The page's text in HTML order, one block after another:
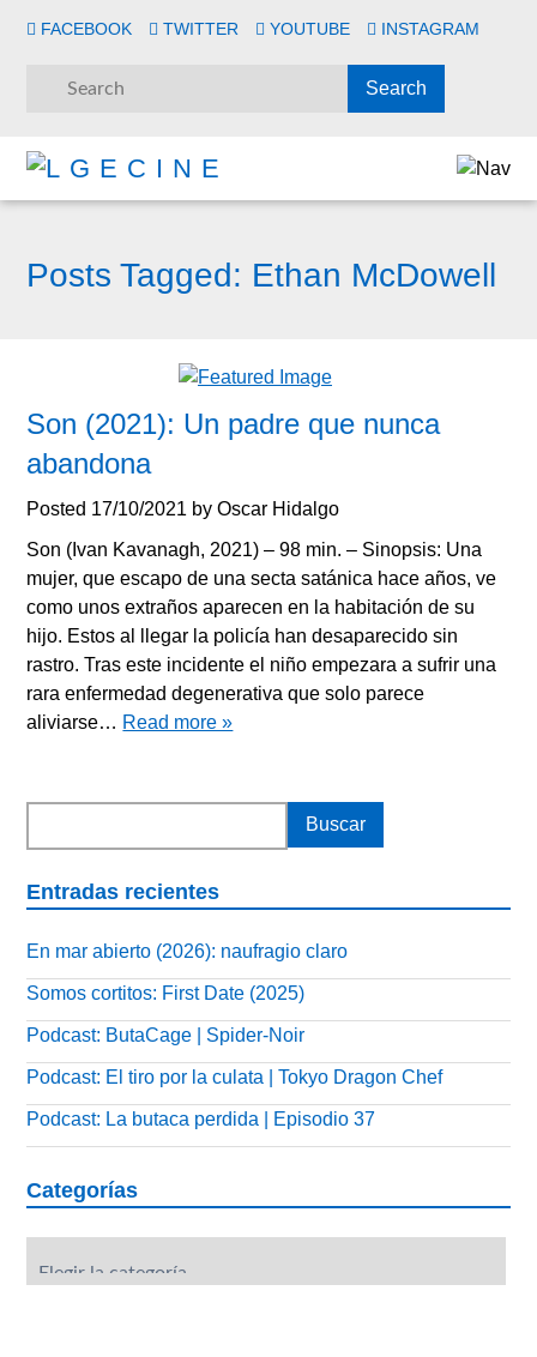
FACEBOOK TWITTER YOUTUBE INSTAGRAM
Posts Tagged: Ethan McDowell
Son (2021): Un padre que nunca
abandona
Posted 17/10/2021 byOscar Hidalgo
Son (Ivan Kavanagh, 2021) – 98 min. – Sinopsis: Una
mujer, que escapo de una secta satánica hace años, ve
como unos extraños aparecen en la habitación de su
hijo. Estos al llegar la policía han desaparecido sin
rastro. Tras este incidente el niño empezara a sufrir una
rara enfermedad degenerativa que solo parece
aliviarse… Read more »
Entradas recientes
En mar abierto (2026): naufragio claro
Somos cortitos: First Date (2025)
Podcast: ButaCage | Spider-Noir
Podcast: El tiro por la culata | Tokyo Dragon Chef
Podcast: La butaca perdida | Episodio 37
Categorías